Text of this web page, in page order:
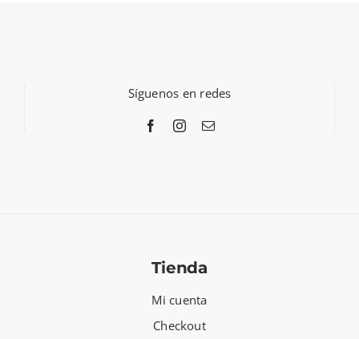
Síguenos en redes
Tienda
Mi cuenta
Checkout